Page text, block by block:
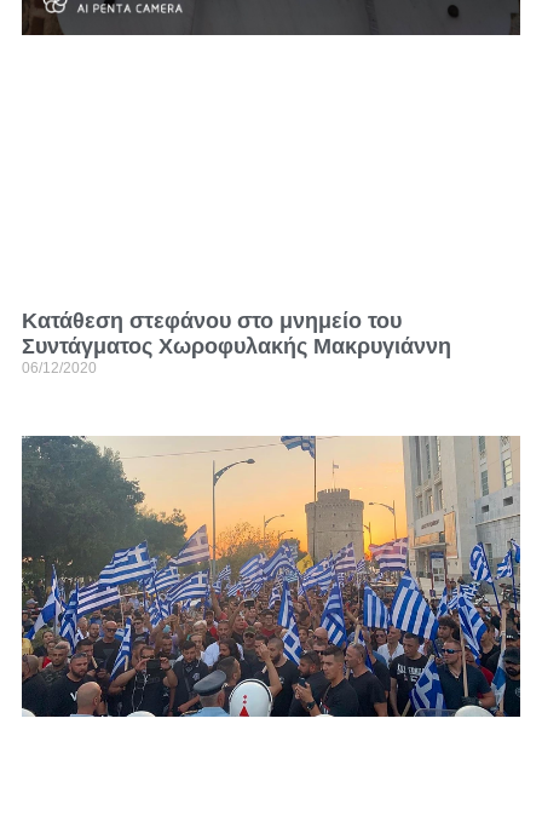
Κατάθεση στεφάνου στο μνημείο του
Συντάγματος Χωροφυλακής Μακρυγιάννη
06/12/2020